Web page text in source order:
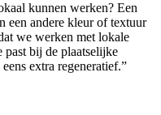
kunnen werken? Een
een andere kleur of textuur
we werken met lokale
past bij de plaatselijke
extra regeneratief.”